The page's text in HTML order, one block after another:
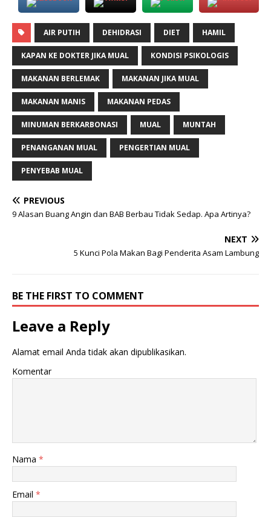
AIR PUTIH DEHIDRASI DIET HAMIL
KAPAN KE DOKTER JIKA MUAL KONDISI PSIKOLOGIS
MAKANAN BERLEMAK MAKANAN JIKA MUAL
MAKANAN MANIS MAKANAN PEDAS
MINUMAN BERKARBONASI MUAL MUNTAH
PENANGANAN MUAL PENGERTIAN MUAL
PENYEBAB MUAL
PREVIOUS
9 Alasan Buang Angin dan BAB Berbau Tidak Sedap. Apa Artinya?
NEXT
5 Kunci Pola Makan Bagi Penderita Asam Lambung
BE THE FIRST TO COMMENT
Leave a Reply
Alamat email Anda tidak akan dipublikasikan.
Komentar
Nama *
Email *